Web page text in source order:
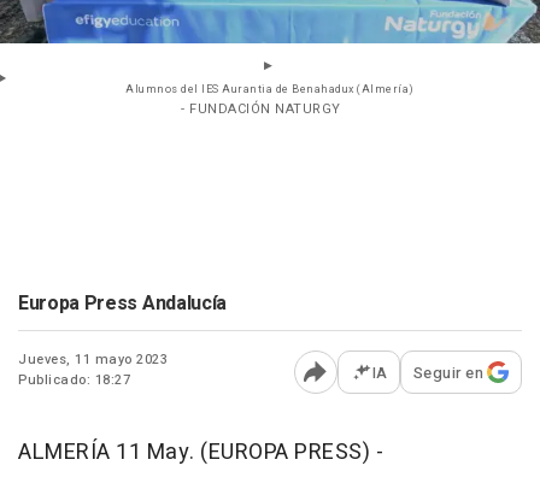
Alumnos del IES Aurantia de Benahadux (Almería)
- FUNDACIÓN NATURGY
Europa Press Andalucía
Jueves, 11 mayo 2023
Publicado: 18:27
Abrir opciones para
IA Seguir en
ALMERÍA 11 May. (EUROPA PRESS) -